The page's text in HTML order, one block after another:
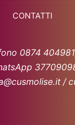
CONTATTI
0874
/